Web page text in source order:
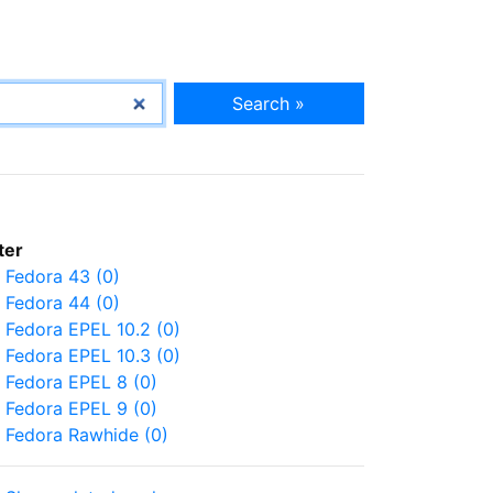
Search »
Fedora 43 (0)
Fedora 44 (0)
Fedora EPEL 10.2 (0)
Fedora EPEL 10.3 (0)
Fedora EPEL 8 (0)
Fedora EPEL 9 (0)
Fedora Rawhide (0)